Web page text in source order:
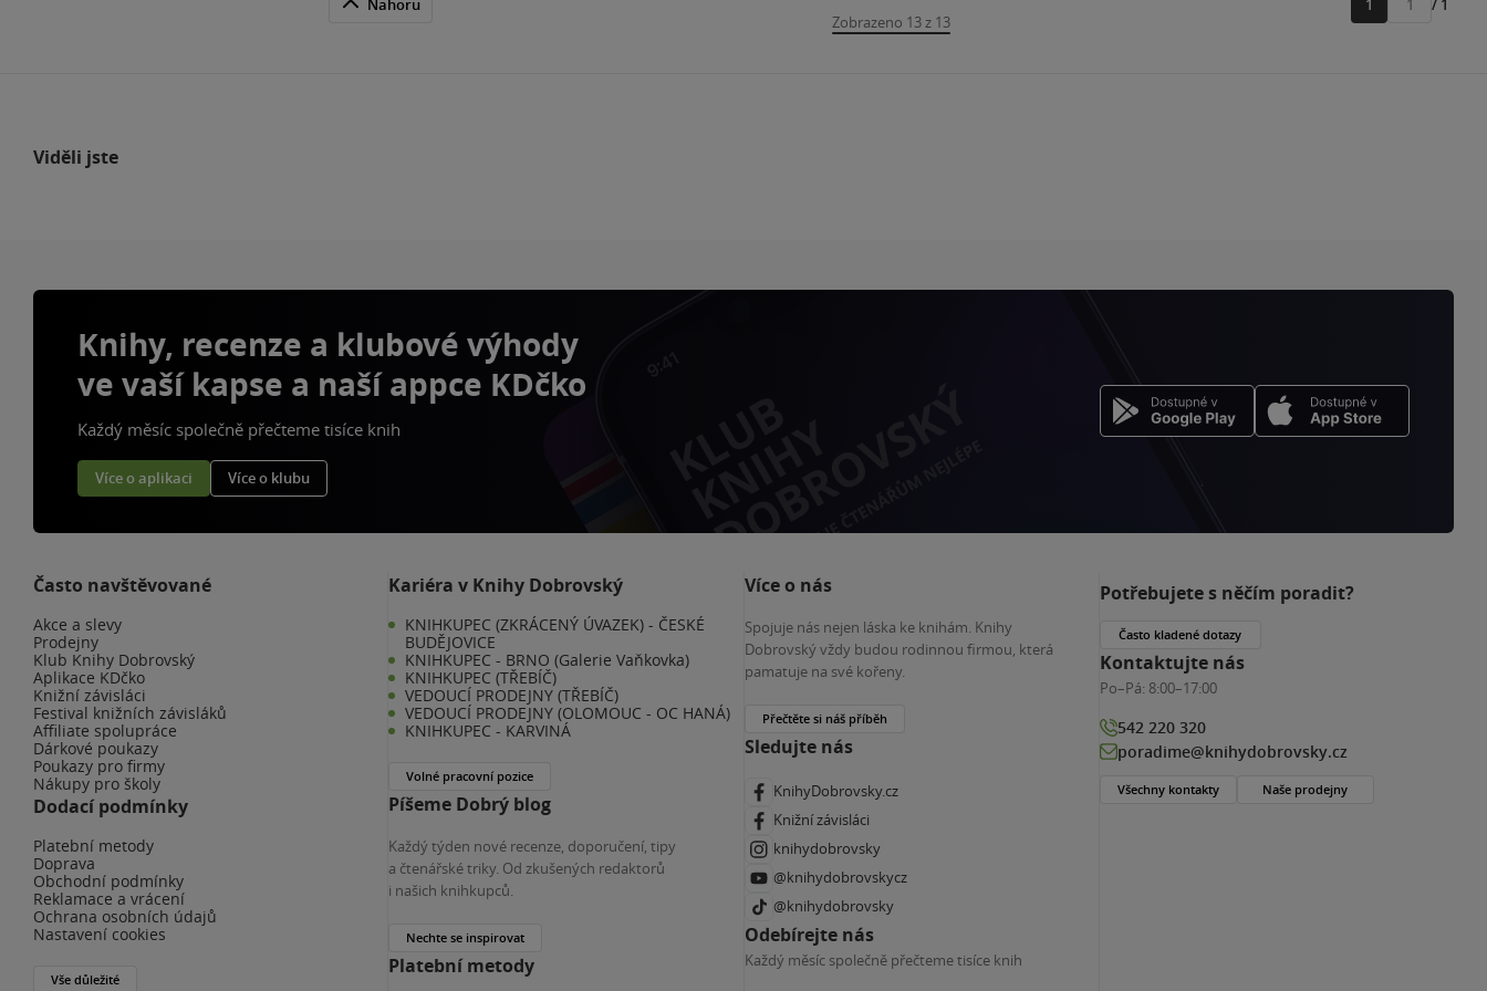
Nahoru
Zobrazeno 13 z 13
1
Přejít
/ 1
Viděli jste
Knihy, recenze a klubové výhody
ve vaší kapse a naší appce KDčko
Každý měsíc společně přečteme tisíce knih
Více o aplikaci Více o klubu
Často navštěvované
Akce a slevy
Prodejny
Klub Knihy Dobrovský
Aplikace KDčko
Knižní závisláci
Festival knižních závisláků
Affiliate spolupráce
Dárkové poukazy
Poukazy pro firmy
Nákupy pro školy
Dodací podmínky
Platební metody
Doprava
Obchodní podmínky
Reklamace a vrácení
Ochrana osobních údajů
Nastavení cookies
Vše důležité
Kariéra v Knihy Dobrovský
KNIHKUPEC (ZKRÁCENÝ ÚVAZEK) - ČESKÉ
BUDĚJOVICE
KNIHKUPEC - BRNO (Galerie Vaňkovka)
KNIHKUPEC (TŘEBÍČ)
VEDOUCÍ PRODEJNY (TŘEBÍČ)
VEDOUCÍ PRODEJNY (OLOMOUC - OC HANÁ)
KNIHKUPEC - KARVINÁ
Volné pracovní pozice
Píšeme Dobrý blog
Každý týden nové recenze, doporučení, tipy
a čtenářské triky. Od zkušených redaktorů
i našich knihkupců.
Nechte se inspirovat
Platební metody
Více o nás
Spojuje nás nejen láska ke knihám. Knihy
Dobrovský vždy budou rodinnou firmou, která
pamatuje na své kořeny.
Přečtěte si náš příběh
Sledujte nás
KnihyDobrovsky.cz
Knižní závisláci
knihydobrovsky
@knihydobrovskycz
@knihydobrovsky
Odebírejte nás
Každý měsíc společně přečteme tisíce knih
Potřebujete s něčím poradit?
Často kladené dotazy
Kontaktujte nás
Po–Pá: 8:00–17:00
542 220 320
poradime@knihydobrovsky.cz
Všechny kontakty Naše prodejny